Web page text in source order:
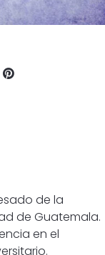
del autor
de la
de Guatemala.
en el